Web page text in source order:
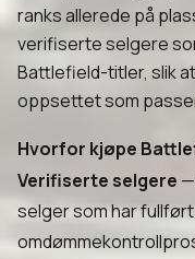
ranks allerede på
verifiserte selgere
Battlefield-titler, slik
oppsettet som
Hvorfor kjøpe
Verifiserte selgere
selger som har